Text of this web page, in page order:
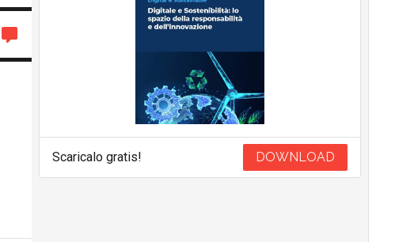
Scaricalo gratis! DOWNLOAD